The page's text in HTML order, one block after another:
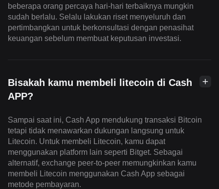
beberapa orang percaya hari-hari terbaiknya mungkin
sudah berlalu. Selalu lakukan riset menyeluruh dan
pertimbangkan untuk berkonsultasi dengan penasihat
keuangan sebelum membuat keputusan investasi.
Bisakah kamu membeli litecoin di Cash
APP?
Sampai saat ini, Cash App mendukung transaksi Bitcoin
tetapi tidak menawarkan dukungan langsung untuk
Litecoin. Untuk membeli Litecoin, kamu dapat
menggunakan platform lain seperti Bitget. Sebagai
alternatif, exchange peer-to-peer memungkinkan kamu
membeli Litecoin menggunakan Cash App sebagai
metode pembayaran.